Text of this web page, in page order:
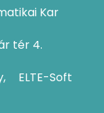
Kar
tér 4.
ELTE-Soft